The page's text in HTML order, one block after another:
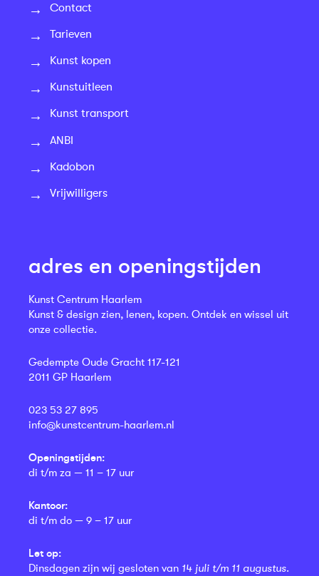
Contact
Tarieven
Kunst kopen
Kunstuitleen
Kunst transport
ANBI
Kadobon
Vrijwilligers
adres en openingstijden
Kunst Centrum Haarlem
Kunst & design zien, lenen, kopen. Ontdek en wissel uit
onze collectie.
Gedempte Oude Gracht 117-121
2011 GP Haarlem
023 53 27 895
info@kunstcentrum-haarlem.nl
Openingstijden:
di t/m za — 11 – 17 uur
Kantoor:
di t/m do — 9 – 17 uur
Let op:
Dinsdagen zijn wij gesloten van 14 juli t/m 11 augustus.